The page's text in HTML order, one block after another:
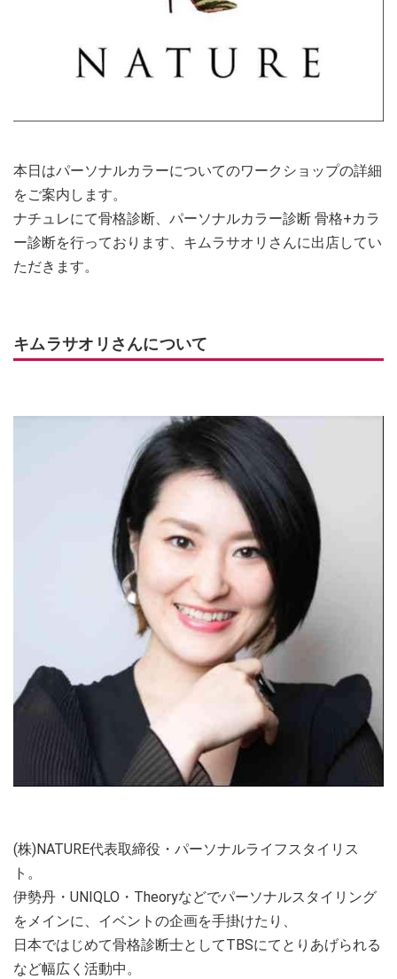
本日はパーソナルカラーについてのワークショップの詳細
をご案内します。
ナチュレにて骨格診断、パーソナルカラー診断 骨格+カラ
ー診断を行っております、キムラサオリさんに出店してい
ただきます。
キムラサオリさんについて
(株)NATURE代表取締役・パーソナルライフスタイリス
ト。
伊勢丹・UNIQLO・Theoryなどでパーソナルスタイリング
をメインに、イベントの企画を手掛けたり、
日本ではじめて骨格診断士としてTBSにてとりあげられる
など幅広く活動中。